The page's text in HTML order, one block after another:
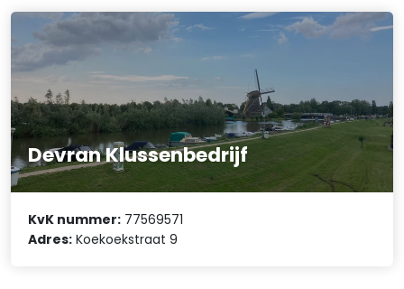
Devran Klussenbedrijf
KvK nummer: 77569571
Adres: Koekoekstraat 9